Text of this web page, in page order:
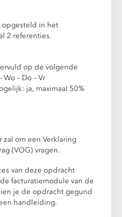
opgesteld in het
2 referenties.
op de volgende
– Do – Vr
ja, maximaal 50%
zal om een Verklaring
(VOG) vragen.
van deze opdracht
facturatiemodule van de
je de opdracht gegund
handleiding.